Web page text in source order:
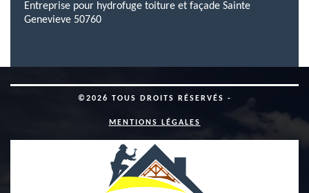
Entreprise pour hydrofuge toiture et façade Sainte
Genevieve 50760
©2026 TOUS DROITS RÉSERVÉS -
MENTIONS LÉGALES